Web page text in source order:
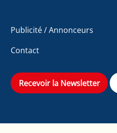
Publicité / Annonceurs
Contact
Recevoir la Newsletter